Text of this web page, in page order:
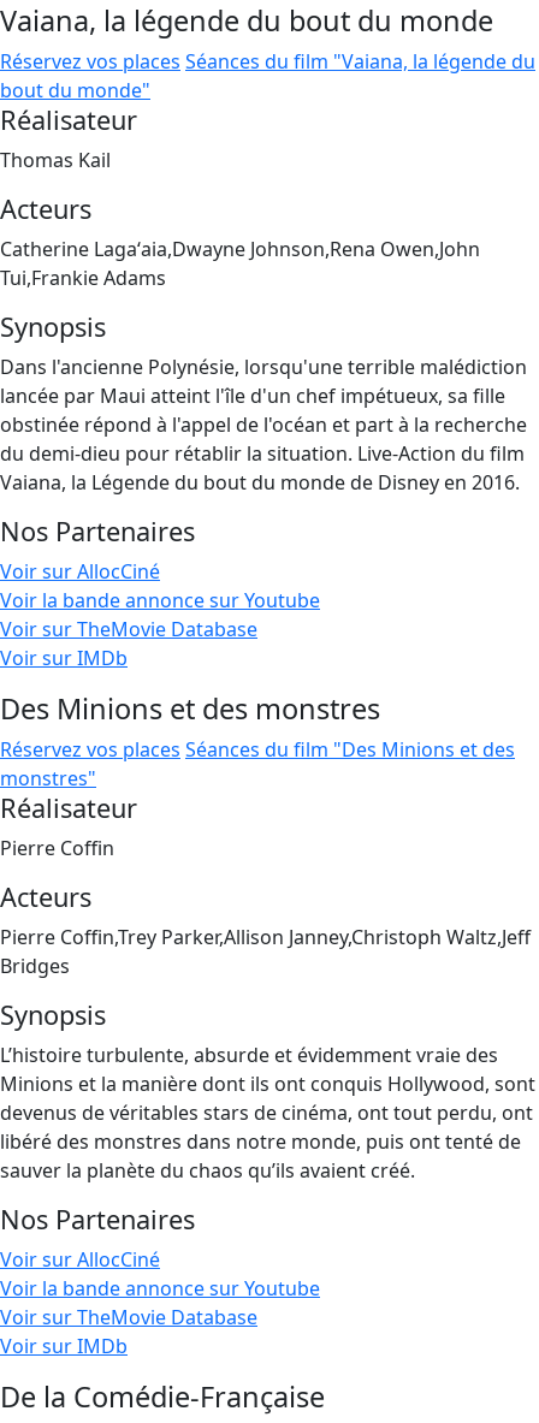
Vaiana, la légende du bout du monde
Réservez vos places Séances du film "Vaiana, la légende du
bout du monde"
Réalisateur
Thomas Kail
Acteurs
Catherine Lagaʻaia,Dwayne Johnson,Rena Owen,John
Tui,Frankie Adams
Synopsis
Dans l'ancienne Polynésie, lorsqu'une terrible malédiction
lancée par Maui atteint l'île d'un chef impétueux, sa fille
obstinée répond à l'appel de l'océan et part à la recherche
du demi-dieu pour rétablir la situation. Live-Action du film
Vaiana, la Légende du bout du monde de Disney en 2016.
Nos Partenaires
Voir sur AllocCiné
Voir la bande annonce sur Youtube
Voir sur TheMovie Database
Voir sur IMDb
Des Minions et des monstres
Réservez vos places Séances du film "Des Minions et des
monstres"
Réalisateur
Pierre Coffin
Acteurs
Pierre Coffin,Trey Parker,Allison Janney,Christoph Waltz,Jeff
Bridges
Synopsis
L’histoire turbulente, absurde et évidemment vraie des
Minions et la manière dont ils ont conquis Hollywood, sont
devenus de véritables stars de cinéma, ont tout perdu, ont
libéré des monstres dans notre monde, puis ont tenté de
sauver la planète du chaos qu’ils avaient créé.
Nos Partenaires
Voir sur AllocCiné
Voir la bande annonce sur Youtube
Voir sur TheMovie Database
Voir sur IMDb
De la Comédie-Française